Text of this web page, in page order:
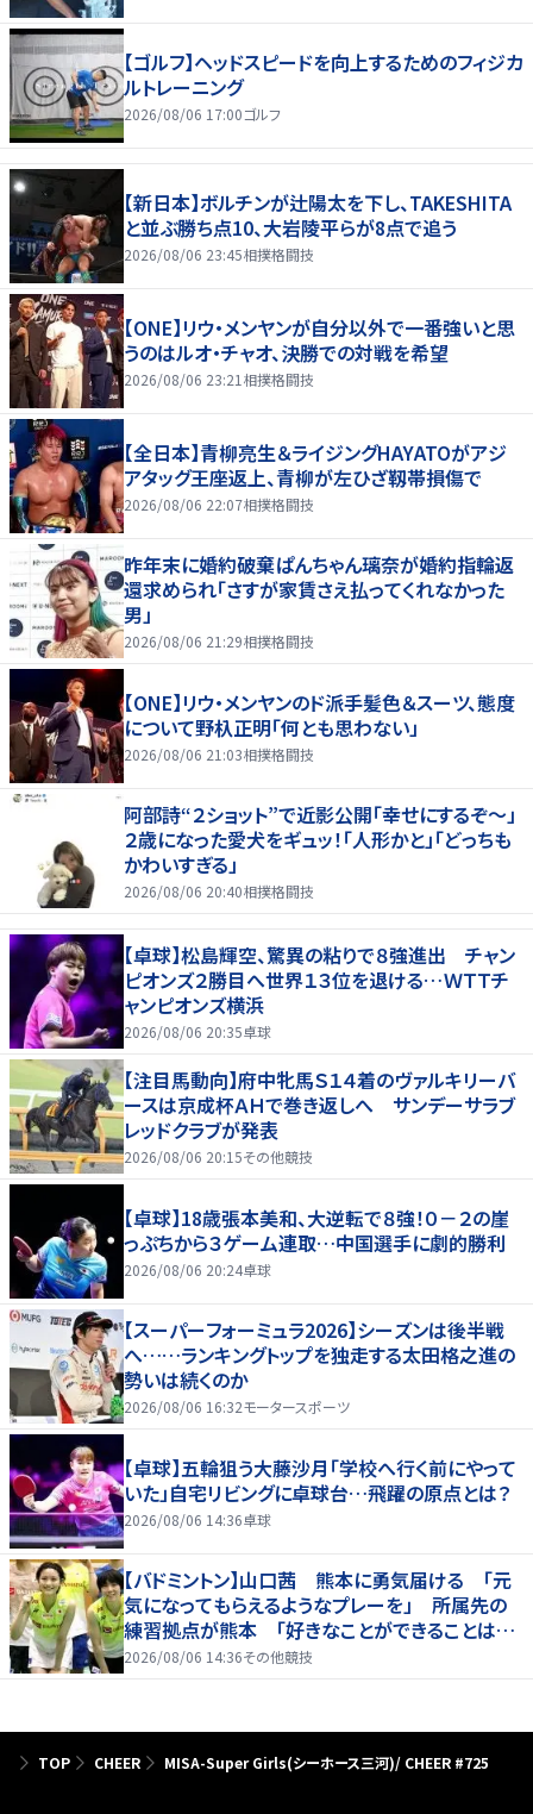
【ゴルフ】ヘッドスピードを向上するためのフィジカ
ルトレーニング
2026/08/06 17:00ゴルフ
【新日本】ボルチンが辻陽太を下し、TAKESHITA
と並ぶ勝ち点10、大岩陵平らが8点で追う
2026/08/06 23:45相撲格闘技
【ONE】リウ・メンヤンが自分以外で一番強いと思
うのはルオ・チャオ、決勝での対戦を希望
2026/08/06 23:21 相撲格闘技
【全日本】青柳亮生＆ライジングHAYATOがアジ
アタッグ王座返上、青柳が左ひざ靱帯損傷で
2026/08/06 22:07相撲格闘技
昨年末に婚約破棄ぱんちゃん璃奈が婚約指輪返
還求められ「さすが家賃さえ払ってくれなかった
男」
2026/08/06 21:29相撲格闘技
【ONE】リウ・メンヤンのド派手髪色＆スーツ、態度
について野杁正明「何とも思わない」
2026/08/06 21:03相撲格闘技
阿部詩“２ショット”で近影公開「幸せにするぞ〜」
２歳になった愛犬をギュッ！「人形かと」「どっちも
かわいすぎる」
2026/08/06 20:40相撲格闘技
【卓球】松島輝空、驚異の粘りで８強進出 チャン
ピオンズ２勝目へ世界１３位を退ける…ＷＴＴチ
ャンピオンズ横浜
2026/08/06 20:35卓球
【注目馬動向】府中牝馬Ｓ１４着のヴァルキリーバ
ースは京成杯ＡＨで巻き返しへ サンデーサラブ
レッドクラブが発表
2026/08/06 20:15その他競技
【卓球】18歳張本美和、大逆転で８強！０－２の崖
っぷちから３ゲーム連取…中国選手に劇的勝利
2026/08/06 20:24卓球
【スーパーフォーミュラ2026】シーズンは後半戦
へ……ランキングトップを独走する太田格之進の
勢いは続くのか
2026/08/06 16:32モータースポーツ
【卓球】五輪狙う大藤沙月「学校へ行く前にやって
いた」自宅リビングに卓球台…飛躍の原点とは？
2026/08/06 14:36卓球
【バドミントン】山口茜 熊本に勇気届ける 「元
気になってもらえるようなプレーを」 所属先の
練習拠点が熊本 「好きなことができることは当
たり前じゃない」
2026/08/06 14:36その他競技
TOP CHEER MISA-Super Girls(シーホース三河)/ CHEER #725